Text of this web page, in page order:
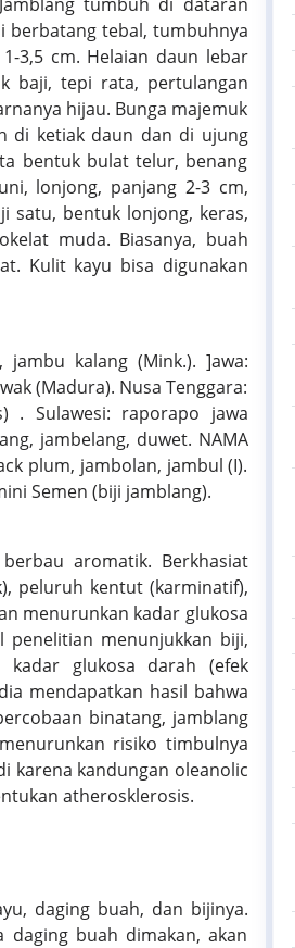
berbatang tebal, tumbuhnya
3,5 cm. Helaian daun lebar
baji, tepi rata, pertulangan
hijau. Bunga majemuk
di ketiak daun dan di ujung
bentuk bulat telur, benang
lonjong, panjang 2-3 cm,
satu, bentuk lonjong, keras,
muda. Biasanya, buah
Kulit kayu bisa digunakan
jambu kalang (Mink.). ]awa:
(Madura). Nusa Tenggara:
. Sulawesi: raporapo jawa
jambelang, duwet. NAMA
plum, jambolan, jambul (I).
Semen (biji jamblang).
aromatik. Berkhasiat
peluruh kentut (karminatif),
menurunkan kadar glukosa
penelitian menunjukkan biji,
glukosa darah (efek
mendapatkan hasil bahwa
binatang, jamblang
risiko timbulnya
karena kandungan oleanolic
atherosklerosis.
daging buah, dan bijinya.
daging buah dimakan, akan